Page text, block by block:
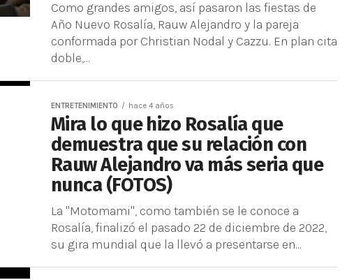
Como grandes amigos, así pasaron las fiestas de
Año Nuevo Rosalía, Rauw Alejandro y la pareja
conformada por Christian Nodal y Cazzu. En plan cita
doble,...
ENTRETENIMIENTO hace 4 años
Mira lo que hizo Rosalía que
demuestra que su relación con
Rauw Alejandro va más seria que
nunca (FOTOS)
La "Motomami", como también se le conoce a
Rosalía, finalizó el pasado 22 de diciembre de 2022,
su gira mundial que la llevó a presentarse en...